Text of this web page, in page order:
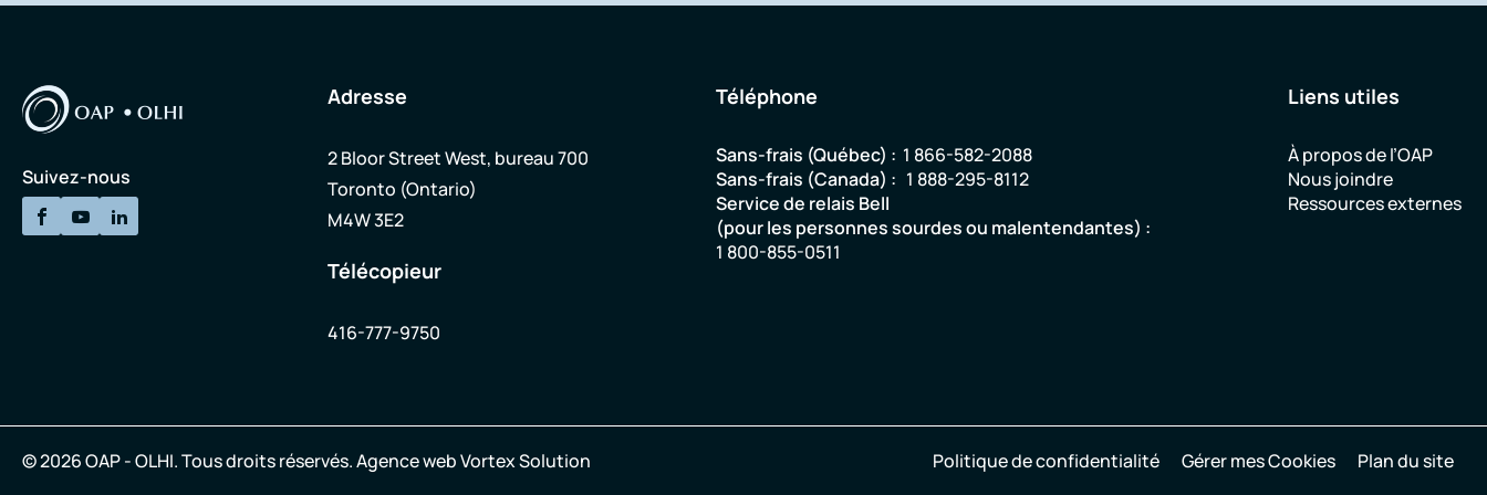
Suivez-nous
Adresse
2 Bloor Street West, bureau 700
Toronto (Ontario)
M4W 3E2
Télécopieur
416-777-9750
Téléphone
Sans-frais (Québec) : 1 866-582-2088
Sans-frais (Canada) : 1 888-295-8112
Service de relais Bell
(pour les personnes sourdes ou malentendantes) :
1 800-855-0511
Liens utiles
À propos de l’OAP
Nous joindre
Ressources externes
© 2026 OAP - OLHI.Tous droits réservés.Agence webVortex Solution Politique de confidentialité Gérer mes Cookies Plan du site